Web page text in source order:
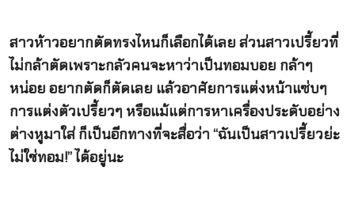
สาวห้าวอยากตัดทรงไหนก็เลือกได้เลย ส่วนสาวเปรี้ยวที่
ไม่กล้าตัดเพราะกลัวคนจะหาว่าเป็นทอมบอย กล้าๆ
หน่อย อยากตัดก็ตัดเลย แล้วอาศัยการแต่งหน้าแซ่บๆ
การแต่งตัวเปรี้ยวๆ หรือแม้แต่การหาเครื่องประดับอย่าง
ต่างหูมาใส่ ก็เป็นอีกทางที่จะสื่อว่า “ฉันเป็นสาวเปรี้ยวย่ะ
ไม่ใช่ทอม!” ได้อยู่นะ